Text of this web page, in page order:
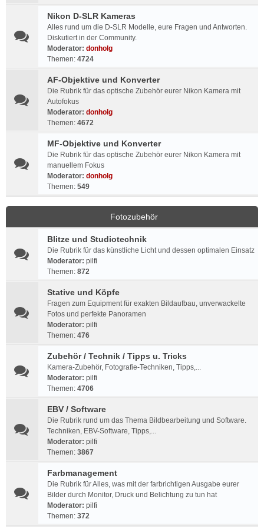
Nikon D-SLR Kameras
Alles rund um die D-SLR Modelle, eure Fragen und Antworten.
Diskutiert in der Community.
Moderator: donholg
Themen: 4724
AF-Objektive und Konverter
Die Rubrik für das optische Zubehör eurer Nikon Kamera mit
Autofokus
Moderator: donholg
Themen: 4672
MF-Objektive und Konverter
Die Rubrik für das optische Zubehör eurer Nikon Kamera mit
manuellem Fokus
Moderator: donholg
Themen: 549
Fotozubehör
Blitze und Studiotechnik
Die Rubrik für das künstliche Licht und dessen optimalen Einsatz
Moderator: pilfi
Themen: 872
Stative und Köpfe
Fragen zum Equipment für exakten Bildaufbau, unverwackelte
Fotos und perfekte Panoramen
Moderator: pilfi
Themen: 476
Zubehör / Technik / Tipps u. Tricks
Kamera-Zubehör, Fotografie-Techniken, Tipps,...
Moderator: pilfi
Themen: 4706
EBV / Software
Die Rubrik rund um das Thema Bildbearbeitung und Software.
Techniken, EBV-Software, Tipps,...
Moderator: pilfi
Themen: 3867
Farbmanagement
Die Rubrik für Alles, was mit der farbrichtigen Ausgabe eurer
Bilder durch Monitor, Druck und Belichtung zu tun hat
Moderator: pilfi
Themen: 372